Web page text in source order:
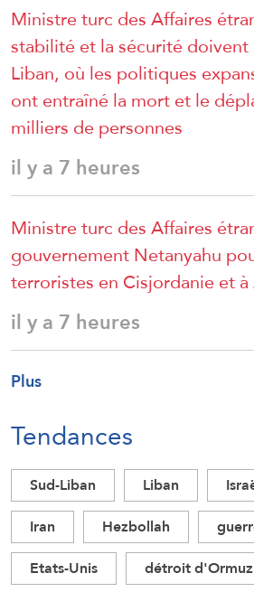
Ministre turc des Affaires
stabilité et la sécurité
Liban, où les politiques
ont entraîné la mort et le
milliers de personnes
il y a 7 heures
Ministre turc des Affaires
gouvernement Netanyahu
terroristes en Cisjordanie et
il y a 7 heures
Plus
Tendances
Sud-Liban Liban
Iran
Hezbollah
Etats-Unis
détroit d'Ormuz